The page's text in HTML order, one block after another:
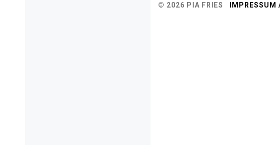
© 2026 PIA FRIES IMPRESSUM